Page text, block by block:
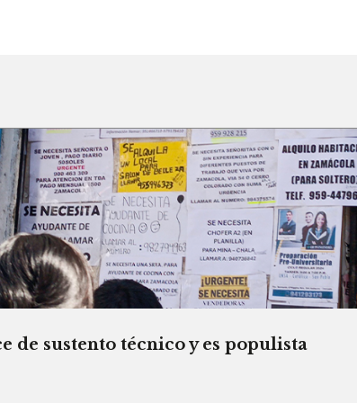
sustento técnico y es populista